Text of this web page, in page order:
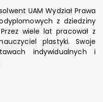
UAM Wydział Prawa
z dziedziny
wiele lat pracował z
plastyki. Swoje
indywidualnych i